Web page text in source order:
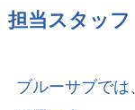
担当スタッフ
ブルーサブでは